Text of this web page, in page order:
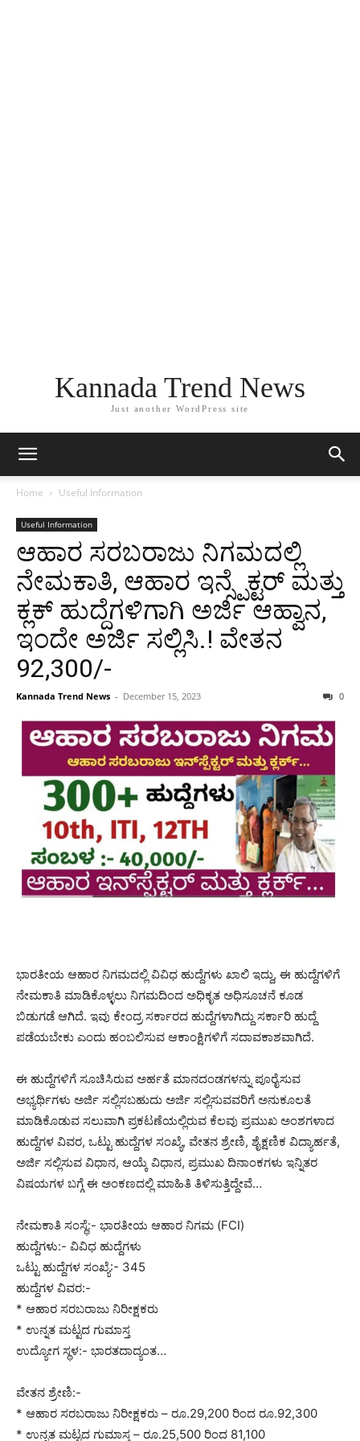
Kannada Trend News
Just another WordPress site
Home Useful Information
Useful Information
ಆಹಾರ ಸರಬರಾಜು ನಿಗಮದಲ್ಲಿ
ನೇಮಕಾತಿ, ಆಹಾರ ಇನ್ಸ್ಪೆಕ್ಟರ್ ಮತ್ತು
ಕ್ಲಕ್ ಹುದ್ದೆಗಳಿಗಾಗಿ ಅರ್ಜಿ ಆಹ್ವಾನ,
ಇಂದೇ ಅರ್ಜಿ ಸಲ್ಲಿಸಿ.! ವೇತನ
92,300/-
Kannada Trend News - December 15, 2023 0
ಭಾರತೀಯ ಆಹಾರ ನಿಗಮದಲ್ಲಿ ವಿವಿಧ ಹುದ್ದೆಗಳು ಖಾಲಿ ಇದ್ದು, ಈ ಹುದ್ದೆಗಳಿಗೆ
ನೇಮಕಾತಿ ಮಾಡಿಕೊಳ್ಳಲು ನಿಗಮದಿಂದ ಅಧಿಕೃತ ಅಧಿಸೂಚನೆ ಕೂಡ
ಬಿಡುಗಡೆ ಆಗಿದೆ. ಇವು ಕೇಂದ್ರ ಸರ್ಕಾರದ ಹುದ್ದೆಗಳಾಗಿದ್ದು ಸರ್ಕಾರಿ ಹುದ್ದೆ
ಪಡೆಯಬೇಕು ಎಂದು ಹಂಬಲಿಸುವ ಆಕಾಂಕ್ಷಿಗಳಿಗೆ ಸದಾವಕಾಶವಾಗಿದೆ.
ಈ ಹುದ್ದೆಗಳಿಗೆ ಸೂಚಿಸಿರುವ ಅರ್ಹತೆ ಮಾನದಂಡಗಳನ್ನು ಪೂರೈಸುವ
ಅಭ್ಯರ್ಥಿಗಳು ಅರ್ಜಿ ಸಲ್ಲಿಸಬಹುದು ಅರ್ಜಿ ಸಲ್ಲಿಸುವವರಿಗೆ ಅನುಕೂಲತೆ
ಮಾಡಿಕೊಡುವ ಸಲುವಾಗಿ ಪ್ರಕಟಣೆಯಲ್ಲಿರುವ ಕೆಲವು ಪ್ರಮುಖ ಅಂಶಗಳಾದ
ಹುದ್ದೆಗಳ ವಿವರ, ಒಟ್ಟು ಹುದ್ದೆಗಳ ಸಂಖ್ಯೆ, ವೇತನ ಶ್ರೇಣಿ, ಶೈಕ್ಷಣಿಕ ವಿದ್ಯಾರ್ಹತೆ,
ಅರ್ಜಿ ಸಲ್ಲಿಸುವ ವಿಧಾನ, ಆಯ್ಕೆ ವಿಧಾನ, ಪ್ರಮುಖ ದಿನಾಂಕಗಳು ಇನ್ನಿತರ
ವಿಷಯಗಳ ಬಗ್ಗೆ ಈ ಅಂಕಣದಲ್ಲಿ ಮಾಹಿತಿ ತಿಳಿಸುತ್ತಿದ್ದೇವೆ…
ನೇಮಕಾತಿ ಸಂಸ್ಥೆ:- ಭಾರತೀಯ ಆಹಾರ ನಿಗಮ (FCI)
ಹುದ್ದೆಗಳು:- ವಿವಿಧ ಹುದ್ದೆಗಳು
ಒಟ್ಟು ಹುದ್ದೆಗಳ ಸಂಖ್ಯೆ:- 345
ಹುದ್ದೆಗಳ ವಿವರ:-
* ಆಹಾರ ಸರಬರಾಜು ನಿರೀಕ್ಷಕರು
* ಉನ್ನತ ಮಟ್ಟದ ಗುಮಾಸ್ತ
ಉದ್ಯೋಗ ಸ್ಥಳ:- ಭಾರತದಾದ್ಯಂತ…
ವೇತನ ಶ್ರೇಣಿ:-
* ಆಹಾರ ಸರಬರಾಜು ನಿರೀಕ್ಷಕರು – ರೂ.29,200 ರಿಂದ ರೂ.92,300
* ಉನ್ನತ ಮಟ್ಟದ ಗುಮಾಸ್ತ – ರೂ.25,500 ರಿಂದ 81,100